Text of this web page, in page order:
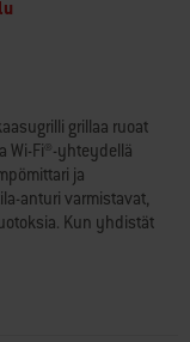
grillaa ruoat
Wi-Fi®-yhteydellä
ja
anturi varmistavat,
Kun yhdistät
tai kun ruoka